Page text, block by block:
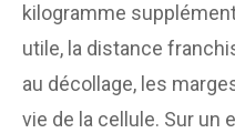
kilogramme
utile, la distance
au décollage, les
vie de la cellule. Sur un